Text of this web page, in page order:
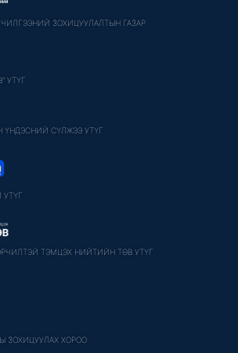
ЗОХИЦУУЛАЛТЫН ГАЗАР
УТҮГ
ҮНДЭСНИЙ СҮЛЖЭЭ УТҮГ
ТЭМЦЭХ НИЙТИЙН ТӨВ УТҮГ
ЗОХИЦУУЛАХ ХОРОО